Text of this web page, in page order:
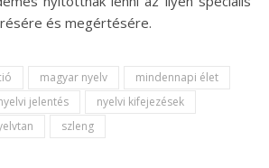
és megértésére.
magyar nyelv
mindennapi élet
jelentés
nyelvi kifejezések
szleng